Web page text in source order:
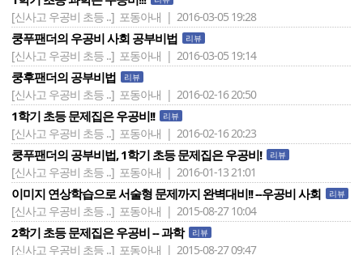
[신사고 우공비 초등 ..] 포동아내 | 2016-03-05 19:28
쿵푸팬더의 우공비 사회 공부비법 리뷰
[신사고 우공비 초등 ..] 포동아내 | 2016-03-05 19:14
쿵후팬더의 공부비법 리뷰
[신사고 우공비 초등 ..] 포동아내 | 2016-02-16 20:50
1학기 초등 문제집은 우공비!! 리뷰
[신사고 우공비 초등 ..] 포동아내 | 2016-02-16 20:23
쿵푸팬더의 공부비법, 1학기 초등 문제집은 우공비! 리뷰
[신사고 우공비 초등 ..] 포동아내 | 2016-01-13 21:01
이미지 연상학습으로 서술형 문제까지 완벽대비!! --우공비 사회 리뷰
[신사고 우공비 초등 ..] 포동아내 | 2015-08-27 10:04
2학기 초등 문제집은 우공비 -- 과학 리뷰
[신사고 우공비 초등 ..] 포동아내 | 2015-08-27 09:47